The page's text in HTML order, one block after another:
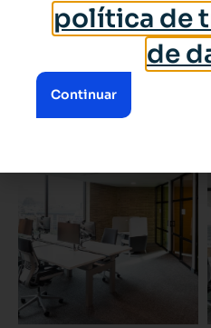
política de
de
Continuar